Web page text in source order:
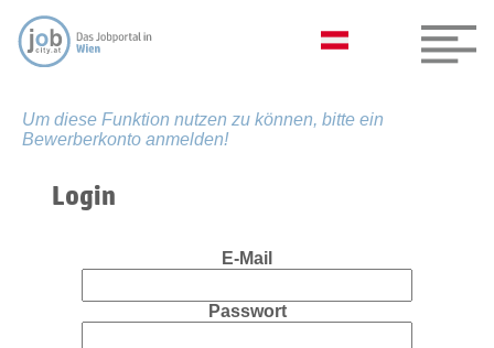
Um diese Funktion nutzen zu können, bitte ein
Bewerberkonto anmelden!
Login
E-Mail
Passwort